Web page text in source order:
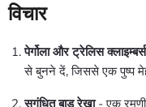
विचार
पेर्गोला और ट्रेलिस क्लाइम्बर्स
से बुनने दें, जिससे एक पुष्प